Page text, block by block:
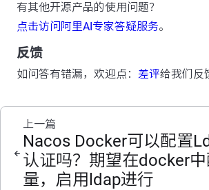
有其他开源产品的使用问题？
点击访问阿里AI专家答疑服务。
反馈
如问答有错漏，欢迎点： 差评给我们反
上一篇
Nacos Docker可以配置
认证吗？期望在docker
量，启用ldap进行